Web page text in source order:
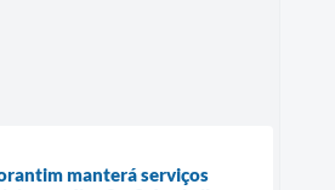
manterá serviços